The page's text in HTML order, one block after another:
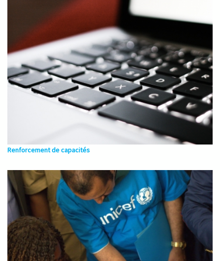
Renforcement de capacités